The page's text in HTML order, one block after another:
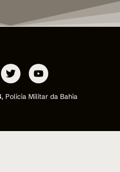
Polícia Militar da Bahia